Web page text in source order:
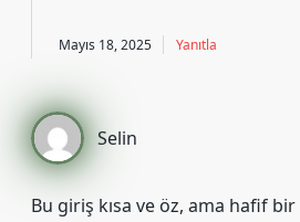
Mayıs 18, 2025 Yanıtla
Selin
Bu giriş kısa ve öz, ama hafif